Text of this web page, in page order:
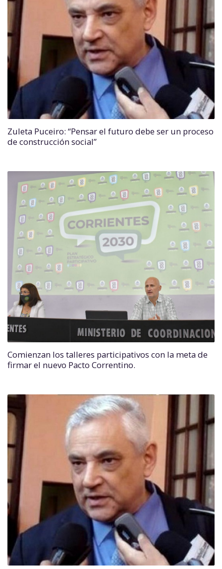
Zuleta Puceiro: “Pensar el futuro debe ser un proceso
de construcción social”
Comienzan los talleres participativos con la meta de
firmar el nuevo Pacto Correntino.